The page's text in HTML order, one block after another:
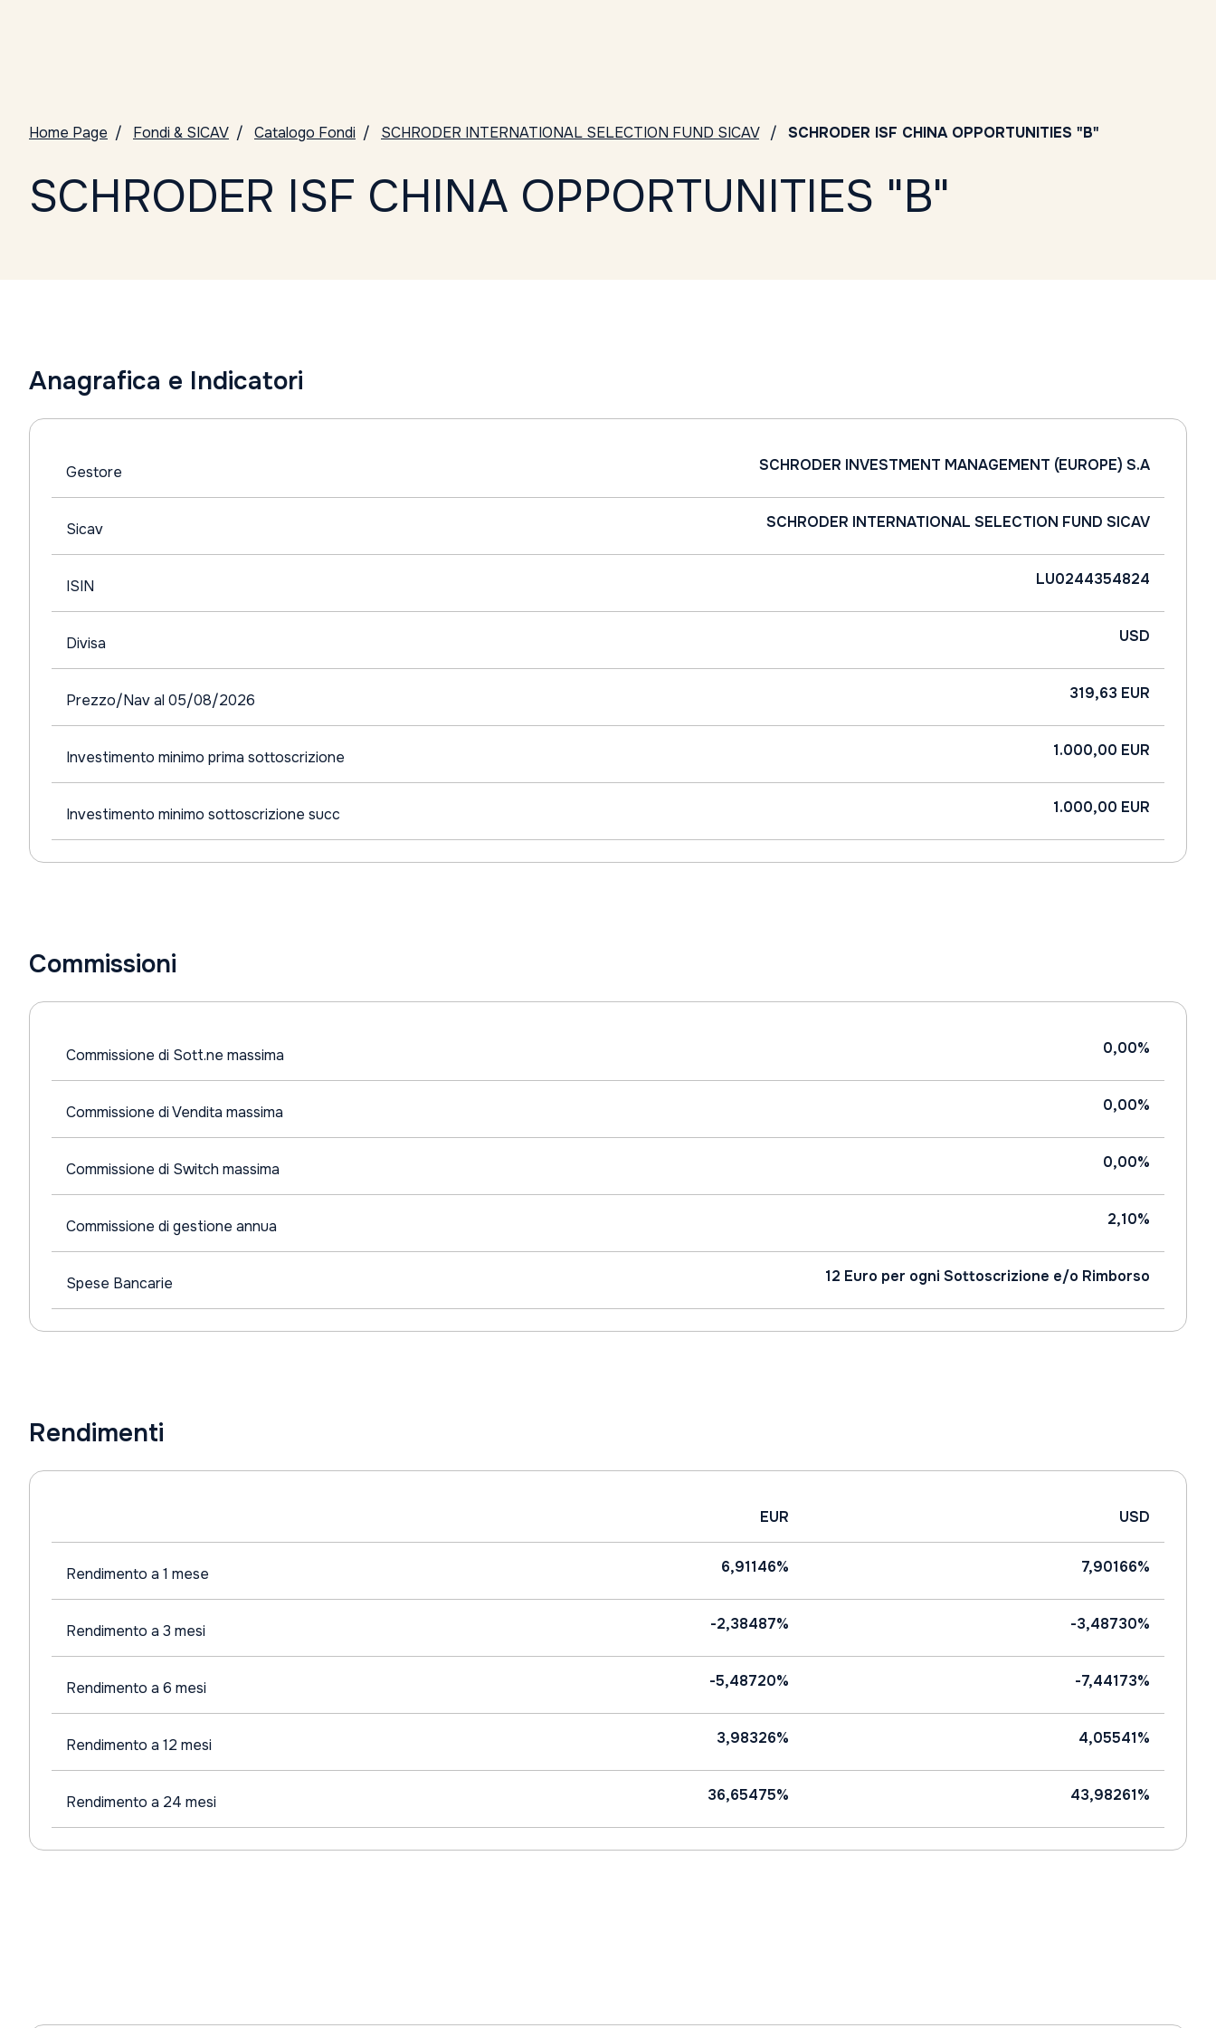
Home Page Fondi & SICAV Catalogo Fondi SCHRODER INTERNATIONAL SELECTION FUND SICAV SCHRODER ISF CHINA OPPORTUNITIES "B"
SCHRODER ISF CHINA OPPORTUNITIES "B"
Anagrafica e Indicatori
Gestore SCHRODER INVESTMENT MANAGEMENT (EUROPE) S.A
Sicav SCHRODER INTERNATIONAL SELECTION FUND SICAV
ISIN LU0244354824
Divisa USD
Prezzo/Nav al 05/08/2026 319,63 EUR
Investimento minimo prima sottoscrizione 1.000,00 EUR
Investimento minimo sottoscrizione succ 1.000,00 EUR
Commissioni
Commissione di Sott.ne massima 0,00%
Commissione di Vendita massima 0,00%
Commissione di Switch massima 0,00%
Commissione di gestione annua 2,10%
Spese Bancarie 12 Euro per ogni Sottoscrizione e/o Rimborso
Rendimenti
EUR USD
Rendimento a 1 mese 6,91146% 7,90166%
Rendimento a 3 mesi -2,38487% -3,48730%
Rendimento a 6 mesi -5,48720% -7,44173%
Rendimento a 12 mesi 3,98326% 4,05541%
Rendimento a 24 mesi 36,65475% 43,98261%